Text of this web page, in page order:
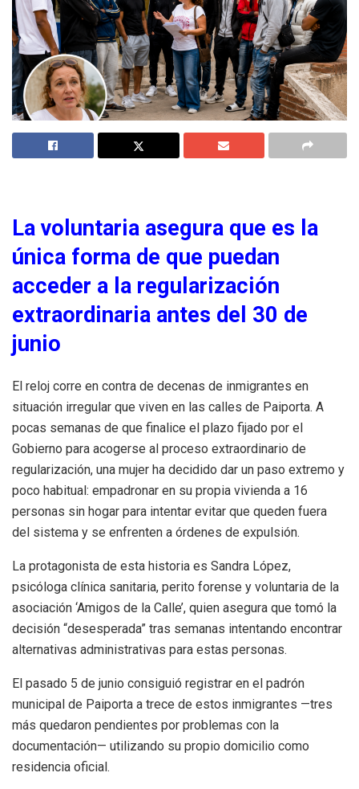
La voluntaria asegura que es la
única forma de que puedan
acceder a la regularización
extraordinaria antes del 30 de
junio
El reloj corre en contra de decenas de inmigrantes en
situación irregular que viven en las calles de Paiporta. A
pocas semanas de que finalice el plazo fijado por el
Gobierno para acogerse al proceso extraordinario de
regularización, una mujer ha decidido dar un paso extremo y
poco habitual: empadronar en su propia vivienda a 16
personas sin hogar para intentar evitar que queden fuera
del sistema y se enfrenten a órdenes de expulsión.
La protagonista de esta historia es Sandra López,
psicóloga clínica sanitaria, perito forense y voluntaria de la
asociación ‘Amigos de la Calle’, quien asegura que tomó la
decisión “desesperada” tras semanas intentando encontrar
alternativas administrativas para estas personas.
El pasado 5 de junio consiguió registrar en el padrón
municipal de Paiporta a trece de estos inmigrantes —tres
más quedaron pendientes por problemas con la
documentación— utilizando su propio domicilio como
residencia oficial.